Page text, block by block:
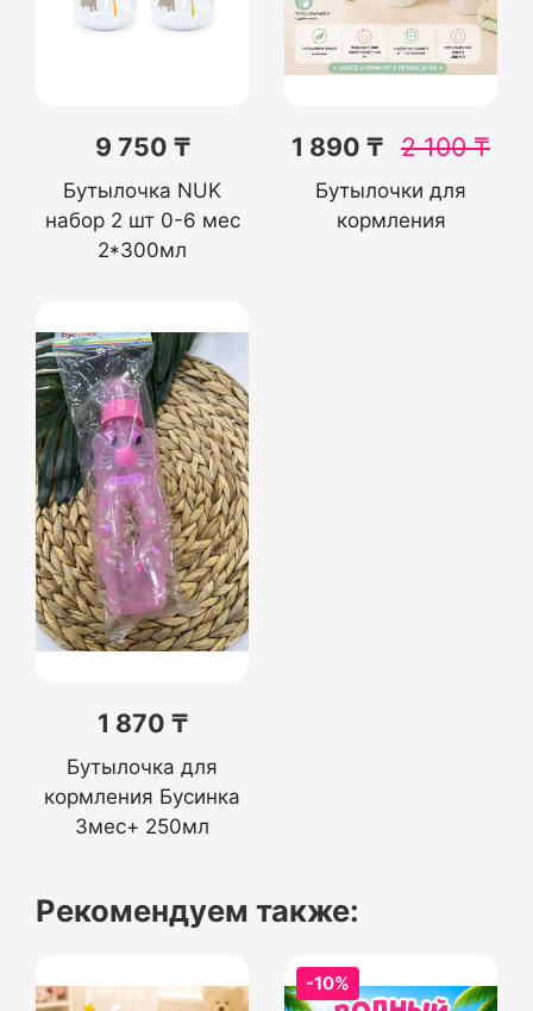
9 750 ₸
Бутылочка NUK
набор 2 шт 0-6 мес
2*300мл
1 890 ₸ 2 100₸
Бутылочки для
кормления
1 870 ₸
Бутылочка для
кормления Бусинка
3мес+ 250мл
Рекомендуем также:
-10%